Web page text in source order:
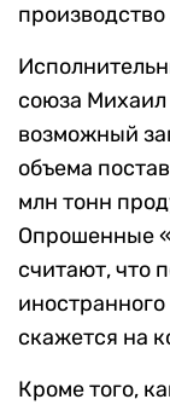
производство
союза Михаил
возможный
объема
млн тонн
Опрошенные
считают, что
скажется на
Кроме того,